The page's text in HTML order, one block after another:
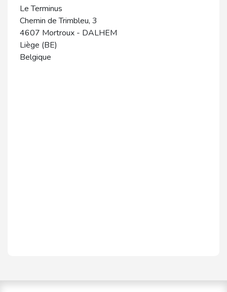
Le Terminus
Chemin de Trimbleu, 3
4607 Mortroux - DALHEM
Liège (BE)
Belgique